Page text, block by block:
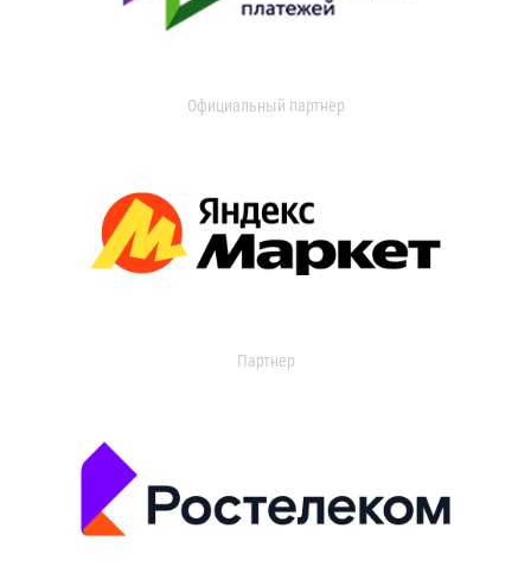
Официальный партнер
Партнер